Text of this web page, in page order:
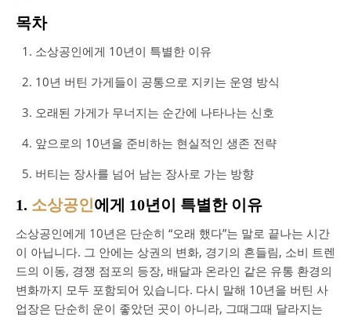
목차
소상공인에게 10년이 특별한 이유
10년 버틴 가게들이 공통으로 지키는 운영 방식
오래된 가게가 무너지는 순간에 나타나는 신호
앞으로의 10년을 준비하는 현실적인 생존 전략
버티는 장사를 넘어 남는 장사로 가는 방향
1. 소상공인에게 10년이 특별한 이유
소상공인에게 10년은 단순히 “오래 했다”는 말로 끝나는 시간
이 아닙니다. 그 안에는 상권의 변화, 경기의 흔들림, 소비 트렌
드의 이동, 경쟁 점포의 등장, 배달과 온라인 같은 유통 환경의
변화까지 모두 포함되어 있습니다. 다시 말해 10년을 버틴 사
업장은 단순히 운이 좋았던 곳이 아니라, 그때그때 달라지는